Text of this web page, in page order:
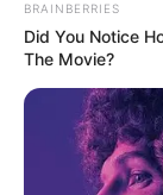
BRAINBERRIES
Did You Notice
The Movie?